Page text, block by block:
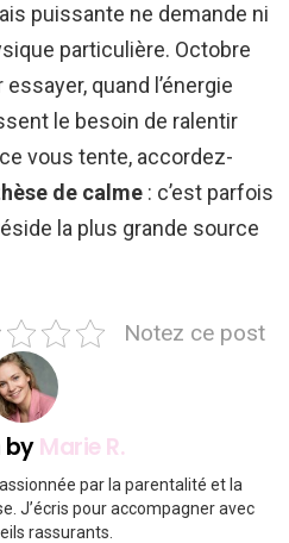
puissante ne demande ni
particulière. Octobre
quand l’énergie
le besoin de ralentir
vous tente, accordez-
de calme : c’est parfois
la plus grande source
Notez ce post
byMarie R.
par la parentalité et la
J’écris pour accompagner avec
rassurants.